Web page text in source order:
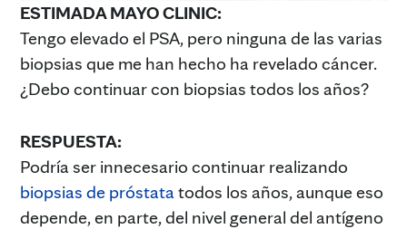
ESTIMADA MAYO CLINIC:
Tengo elevado el PSA, pero ninguna de las varias
biopsias que me han hecho ha revelado cáncer.
¿Debo continuar con biopsias todos los años?
RESPUESTA:
Podría ser innecesario continuar realizando
biopsias de próstatatodos los años, aunque eso
depende, en parte, del nivel general del antígeno